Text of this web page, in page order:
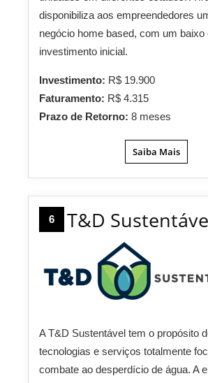
disponibiliza aos empreendedores
negócio home based, com um baixo
investimento inicial.
Investimento: R$ 19.900
Faturamento: R$ 4.315
Prazo de Retorno: 8 meses
Saiba Mais
6 T&D
A T&D Sustentável tem o propósito
tecnologias e serviços totalmente
combate ao desperdício de água. A